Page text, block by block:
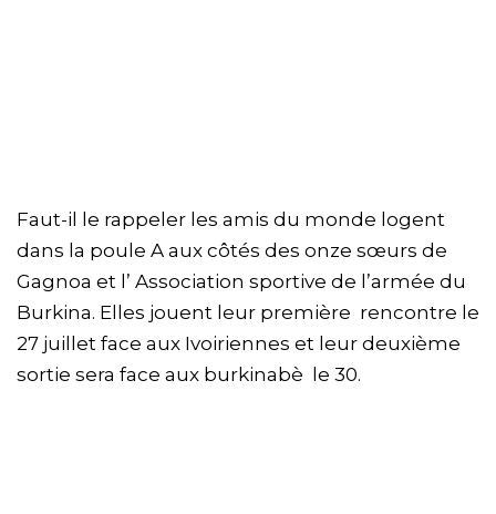
Faut-il le rappeler les amis du monde logent
dans la poule A aux côtés des onze sœurs de
Gagnoa et l’ Association sportive de l’armée du
Burkina. Elles jouent leur première rencontre le
27 juillet face aux Ivoiriennes et leur deuxième
sortie sera face aux burkinabè le 30.